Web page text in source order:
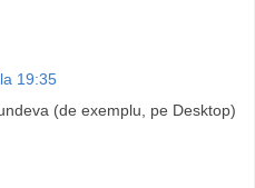
19:35
(de exemplu, pe Desktop)